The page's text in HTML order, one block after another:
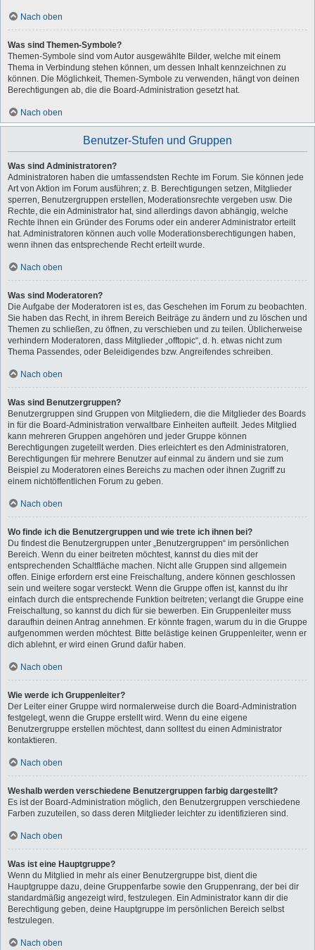
Nach oben
Was sind Themen-Symbole?
Themen-Symbole sind vom Autor ausgewählte Bilder, welche mit einem
Thema in Verbindung stehen können, um dessen Inhalt kennzeichnen zu
können. Die Möglichkeit, Themen-Symbole zu verwenden, hängt von deinen
Berechtigungen ab, die die Board-Administration gesetzt hat.
Nach oben
Benutzer-Stufen und Gruppen
Was sind Administratoren?
Administratoren haben die umfassendsten Rechte im Forum. Sie können jede
Art von Aktion im Forum ausführen; z. B. Berechtigungen setzen, Mitglieder
sperren, Benutzergruppen erstellen, Moderationsrechte vergeben usw. Die
Rechte, die ein Administrator hat, sind allerdings davon abhängig, welche
Rechte ihnen ein Gründer des Forums oder ein anderer Administrator erteilt
hat. Administratoren können auch volle Moderationsberechtigungen haben,
wenn ihnen das entsprechende Recht erteilt wurde.
Nach oben
Was sind Moderatoren?
Die Aufgabe der Moderatoren ist es, das Geschehen im Forum zu beobachten.
Sie haben das Recht, in ihrem Bereich Beiträge zu ändern und zu löschen und
Themen zu schließen, zu öffnen, zu verschieben und zu teilen. Üblicherweise
verhindern Moderatoren, dass Mitglieder „offtopic“, d. h. etwas nicht zum
Thema Passendes, oder Beleidigendes bzw. Angreifendes schreiben.
Nach oben
Was sind Benutzergruppen?
Benutzergruppen sind Gruppen von Mitgliedern, die die Mitglieder des Boards
in für die Board-Administration verwaltbare Einheiten aufteilt. Jedes Mitglied
kann mehreren Gruppen angehören und jeder Gruppe können
Berechtigungen zugeteilt werden. Dies erleichtert es den Administratoren,
Berechtigungen für mehrere Benutzer auf einmal zu ändern und sie zum
Beispiel zu Moderatoren eines Bereichs zu machen oder ihnen Zugriff zu
einem nichtöffentlichen Forum zu geben.
Nach oben
Wo finde ich die Benutzergruppen und wie trete ich ihnen bei?
Du findest die Benutzergruppen unter „Benutzergruppen“ im persönlichen
Bereich. Wenn du einer beitreten möchtest, kannst du dies mit der
entsprechenden Schaltfläche machen. Nicht alle Gruppen sind allgemein
offen. Einige erfordern erst eine Freischaltung, andere können geschlossen
sein und weitere sogar versteckt. Wenn die Gruppe offen ist, kannst du ihr
einfach durch die entsprechende Funktion beitreten; verlangt die Gruppe eine
Freischaltung, so kannst du dich für sie bewerben. Ein Gruppenleiter muss
daraufhin deinen Antrag annehmen. Er könnte fragen, warum du in die Gruppe
aufgenommen werden möchtest. Bitte belästige keinen Gruppenleiter, wenn er
dich ablehnt, er wird einen Grund dafür haben.
Nach oben
Wie werde ich Gruppenleiter?
Der Leiter einer Gruppe wird normalerweise durch die Board-Administration
festgelegt, wenn die Gruppe erstellt wird. Wenn du eine eigene
Benutzergruppe erstellen möchtest, dann solltest du einen Administrator
kontaktieren.
Nach oben
Weshalb werden verschiedene Benutzergruppen farbig dargestellt?
Es ist der Board-Administration möglich, den Benutzergruppen verschiedene
Farben zuzuteilen, so dass deren Mitglieder leichter zu identifizieren sind.
Nach oben
Was ist eine Hauptgruppe?
Wenn du Mitglied in mehr als einer Benutzergruppe bist, dient die
Hauptgruppe dazu, deine Gruppenfarbe sowie den Gruppenrang, der bei dir
standardmäßig angezeigt wird, festzulegen. Ein Administrator kann dir die
Berechtigung geben, deine Hauptgruppe im persönlichen Bereich selbst
festzulegen.
Nach oben